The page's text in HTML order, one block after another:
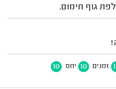
גוף חימום.
זמנים 10 יחס 10